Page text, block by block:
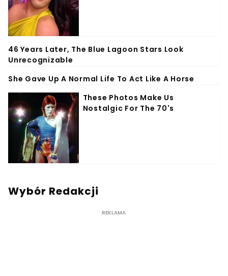
Wybór Redakcji